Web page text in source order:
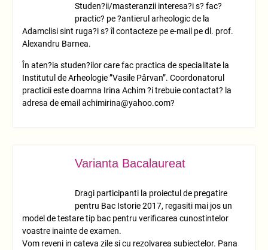
Studen?ii/masteranzii interesa?i s? fac?
practic? pe ?antierul arheologic de la
Adamclisi sint ruga?i s? îl contacteze pe e-mail pe dl. prof.
Alexandru Barnea.
În aten?ia studen?ilor care fac practica de specialitate la
Institutul de Arheologie ”Vasile Pârvan”. Coordonatorul
practicii este doamna Irina Achim ?i trebuie contactat? la
adresa de email achimirina@yahoo.com?
Varianta Bacalaureat
Dragi participanti la proiectul de pregatire
pentru Bac Istorie 2017, regasiti mai jos un
model de testare tip bac pentru verificarea cunostintelor
voastre inainte de examen.
Vom reveni in cateva zile si cu rezolvarea subiectelor. Pana